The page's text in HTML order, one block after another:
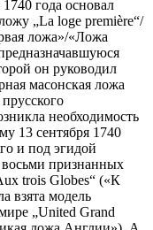
года основал
„La loge première“/
ложа»/«Ложа
он руководил
масонская ложа
необходимость
13 сентября 1740
и под эгидой
восьми признанных
trois Globes“ («К
взята модель
„United Grand